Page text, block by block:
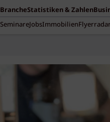
BrancheStatistiken & Zahlen
SeminareJobsImmobilienFlyerradar